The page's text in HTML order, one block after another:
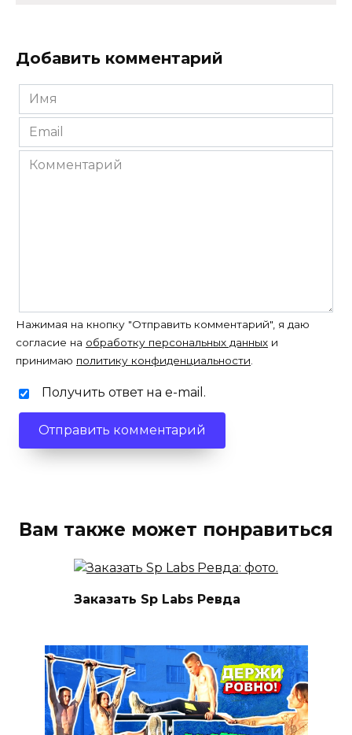
Добавить комментарий
Имя
*
Email
*
Комментарий
Нажимая на кнопку "Отправить комментарий", я даю
согласие на обработку персональных данных и
принимаю политику конфиденциальности.
Получить ответ на e-mail.
Вам также может понравиться
Заказать Sp Labs Ревда